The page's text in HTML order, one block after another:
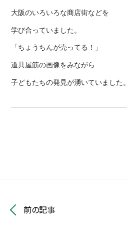
大阪のいろいろな商店街などを
学び合っていました。
「ちょうちんが売ってる！」
道具屋筋の画像をみながら
子どもたちの発見が湧いていました。
前の記事